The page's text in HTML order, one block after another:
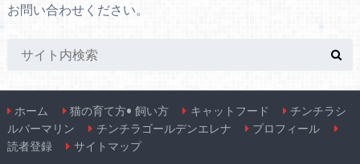
お問い合わせください。
ホーム 猫の育て方• 飼い方 キャットフード
チンチラシ
ルバーマリン
チンチラゴールデンエレナ
プロフィール
読者登録
サイトマップ